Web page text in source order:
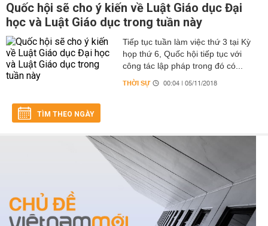
Quốc hội sẽ cho ý kiến về Luật Giáo dục Đại
học và Luật Giáo dục trong tuần này
Tiếp tục tuần làm việc thứ 3 tại Kỳ
họp thứ 6, Quốc hội tiếp tục với
công tác lập pháp trong đó có...
THỜI SỰ 00:04 | 05/11/2018
TÌM THEO NGÀY